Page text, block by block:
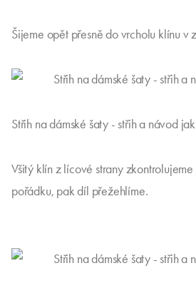
Šijeme opět přesně do vrcholu klínu v
Střih na dámské šaty - střih a návod
Všitý klín z lícové strany
pořádku, pak díl přežehlíme.